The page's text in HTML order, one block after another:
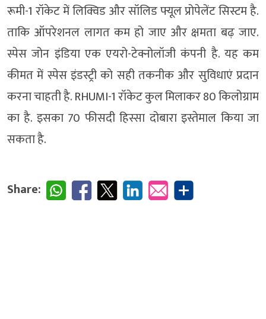
रूमी-1 रॉकेट में लिक्विड और सॉलिड फ्यूल प्रोपेलेंट सिस्टम है.
ताकि ऑपरेशनल लागत कम हो जाए और क्षमता बढ़ जाए.
स्पेस जोन इंडिया एक एयरो-टेक्नोलॉजी कंपनी है. यह कम
कीमत में स्पेस इंडस्ट्री को सही तकनीक और सुविधाएं प्रदान
करना चाहती है. RHUMI-1 रॉकेट कुल मिलाकर 80 किलोग्राम
का है. इसका 70 फीसदी हिस्सा दोबारा इस्तेमाल किया जा
सकता है.
Share: